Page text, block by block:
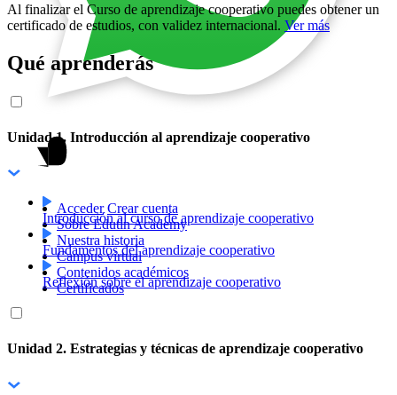
Acceder Crear cuenta
Sobre Edutin Academy
Nuestra historia
Campus virtual
Contenidos académicos
Certificados
Al finalizar el Curso de aprendizaje cooperativo puedes obtener un
certificado de estudios, con validez internacional. Ver más
Qué aprenderás
Unidad 1. Introducción al aprendizaje cooperativo
Introducción al curso de aprendizaje cooperativo
Fundamentos del aprendizaje cooperativo
Reflexión sobre el aprendizaje cooperativo
Unidad 2. Estrategias y técnicas de aprendizaje cooperativo